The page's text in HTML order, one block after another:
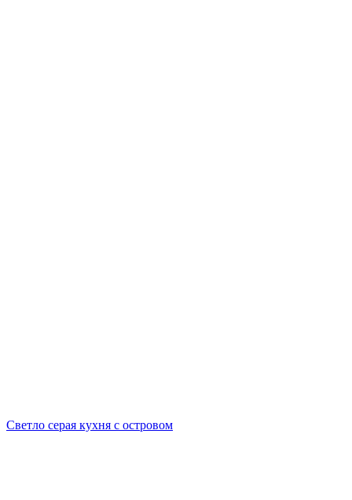
Светло серая кухня с островом